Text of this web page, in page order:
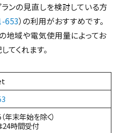
ンの見直しを検討している方
653）の利用がおすすめです。
地域や電気使用量によってお
くれます。
年末年始を除く）
24時間受付